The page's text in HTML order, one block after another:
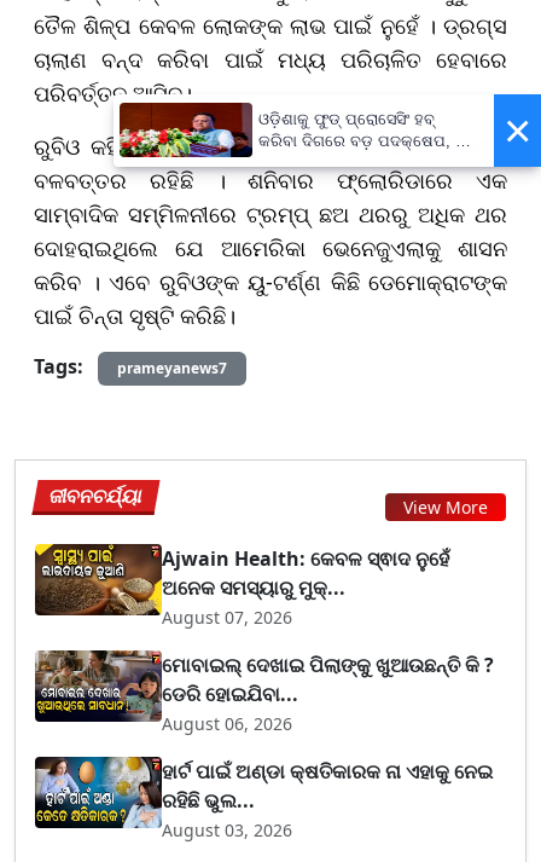
ତୈଳ ଶିଳ୍ପ କେବଳ ଲୋକଙ୍କ ଲାଭ ପାଇଁ ନୁହେଁ । ଡ୍ରଗ୍ସ
ଚାଲାଣ ବନ୍ଦ କରିବା ପାଇଁ ମଧ୍ୟ ପରିଚାଳିତ ହେବାରେ
ପରିବର୍ତ୍ତନ ଆସିବ।
ରୁବିଓ କହିଛନ୍ତି ଯେ ନିଷିଦ୍ଧ ତୈଳ ଟ୍ୟାଙ୍କର୍ ଅବରୋଧ
ବଳବତ୍ତର ରହିଛି । ଶନିବାର ଫ୍ଲୋରିଡାରେ ଏକ
ସାମ୍ବାଦିକ ସମ୍ମିଳନୀରେ ଟ୍ରମ୍ପ୍ ଛଅ ଥରରୁ ଅଧିକ ଥର
ଦୋହରାଇଥିଲେ ଯେ ଆମେରିକା ଭେନେଜୁଏଲାକୁ ଶାସନ
କରିବ । ଏବେ ରୁବିଓଙ୍କ ୟୁ-ଟର୍ଣ୍ଣ କିଛି ଡେମୋକ୍ରାଟଙ୍କ
ପାଇଁ ଚିନ୍ତା ସୃଷ୍ଟି କରିଛି।
Tags: prameyanews7
ଜୀବନଚର୍ଯ୍ୟା View More
Ajwain Health: କେବଳ ସ୍ଵାଦ ନୁହେଁ
ଅନେକ ସମସ୍ୟାରୁ ମୁକ୍...
August 07, 2026
ମୋବାଇଲ୍ ଦେଖାଇ ପିଲାଙ୍କୁ ଖୁଆଉଛନ୍ତି କି ?
ଡେରି ହୋଇଯିବା...
August 06, 2026
ହାର୍ଟ ପାଇଁ ଅଣ୍ଡା କ୍ଷତିକାରକ ନା ଏହାକୁ ନେଇ
ରହିଛି ଭୁଲ...
August 03, 2026
×
ଓଡ଼ିଶାକୁ ଫୁଡ୍ ପ୍ରୋସେସିଂ ହବ୍
କରିବା ଦିଗରେ ବଡ଼ ପଦକ୍ଷେପ, ୪୨